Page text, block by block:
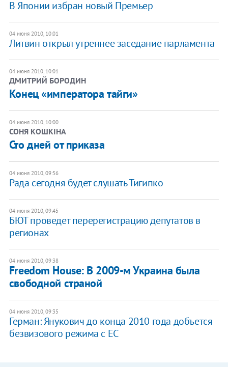
В Японии избран новый Премьер
04 июня 2010, 10:01
Литвин открыл утреннее заседание парламента
04 июня 2010, 10:01
ДМИТРИЙ БОРОДИН
Конец «императора тайги»
04 июня 2010, 10:00
СОНЯ КОШКІНА
Сто дней от приказа
04 июня 2010, 09:56
Рада сегодня будет слушать Тигипко
04 июня 2010, 09:45
БЮТ проведет перерегистрацию депутатов в
регионах
04 июня 2010, 09:38
Freedom House: В 2009-м Украина была
свободной страной
04 июня 2010, 09:35
Герман: Янукович до конца 2010 года добъется
безвизового режима с ЕС